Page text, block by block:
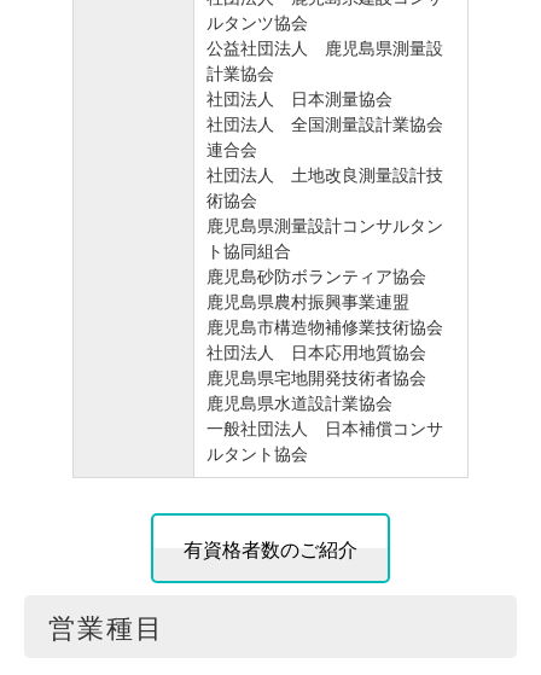
ルタンツ協会
公益社団法人 鹿児島県測量設
計業協会
社団法人 日本測量協会
社団法人 全国測量設計業協会
連合会
社団法人 土地改良測量設計技
術協会
鹿児島県測量設計コンサルタン
ト協同組合
鹿児島砂防ボランティア協会
鹿児島県農村振興事業連盟
鹿児島市構造物補修業技術協会
社団法人 日本応用地質協会
鹿児島県宅地開発技術者協会
鹿児島県水道設計業協会
一般社団法人 日本補償コンサ
ルタント協会
有資格者数のご紹介
営業種目